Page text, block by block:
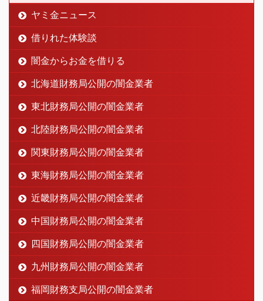
ヤミ金ニュース
借りれた体験談
闇金からお金を借りる
北海道財務局公開の闇金業者
東北財務局公開の闇金業者
北陸財務局公開の闇金業者
関東財務局公開の闇金業者
東海財務局公開の闇金業者
近畿財務局公開の闇金業者
中国財務局公開の闇金業者
四国財務局公開の闇金業者
九州財務局公開の闇金業者
福岡財務支局公開の闇金業者